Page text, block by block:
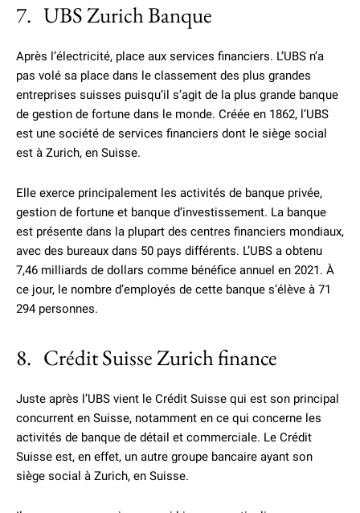
7. UBS Zurich Banque
Après l’électricité, place aux services financiers. L’UBS n’a
pas volé sa place dans le classement des plus grandes
entreprises suisses puisqu’il s’agit de la plus grande banque
de gestion de fortune dans le monde. Créée en 1862, l’UBS
est une société de services financiers dont le siège social
est à Zurich, en Suisse.
Elle exerce principalement les activités de banque privée,
gestion de fortune et banque d’investissement. La banque
est présente dans la plupart des centres financiers mondiaux,
avec des bureaux dans 50 pays différents. L’UBS a obtenu
7,46 milliards de dollars comme bénéfice annuel en 2021. À
ce jour, le nombre d’employés de cette banque s’élève à 71
294 personnes.
8. Crédit Suisse Zurich finance
Juste après l’UBS vient le Crédit Suisse qui est son principal
concurrent en Suisse, notamment en ce qui concerne les
activités de banque de détail et commerciale. Le Crédit
Suisse est, en effet, un autre groupe bancaire ayant son
siège social à Zurich, en Suisse.